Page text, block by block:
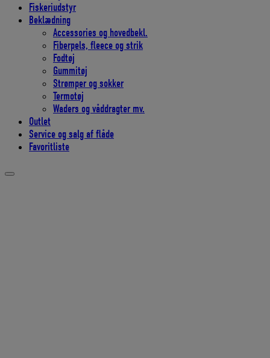
Fiskeriudstyr
Beklædning
Accessories og hovedbekl.
Fiberpels, fleece og strik
Fodtøj
Gummitøj
Strømper og sokker
Termotøj
Waders og våddragter mv.
Outlet
Service og salg af flåde
Favoritliste